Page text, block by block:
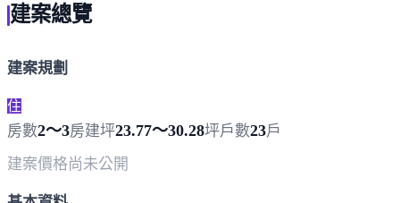
建案總覽
建案規劃
住
房數2～3房建坪23.77～30.28坪戶數23戶
建案價格尚未公開